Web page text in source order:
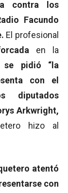
contra los
Facundo
El profesional
en la
se pidió “la
con el
diputados
Arkwright,
hizo al
atentó
con